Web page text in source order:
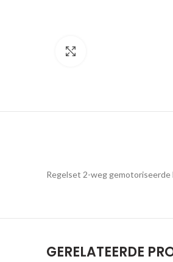
Regelset 2-weg
GERELATEERDE